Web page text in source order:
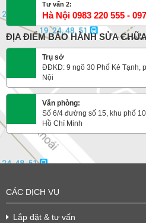
Tư vấn 2:
Hà Nội 0983 220 555 -
ĐỊA ĐIỂM BẢO HÀNH SỬA
Trụ sở
ĐĐKD: 9 ngõ 30 Phố Kẻ Tạnh,
Nội
Văn phòng:
Số 6/4 đường số 15, khu phố
Hồ Chí Minh
CÁC DỊCH VỤ
Lắp đặt & tư vấn